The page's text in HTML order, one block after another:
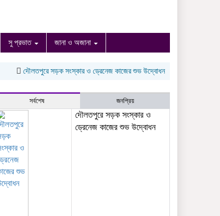
সু প্রভাত জানা ও অজানা
দৌলতপুরে সড়ক সংস্কার ও ড্রেনেজ কাজের শুভ উদ্বোধন নাগেশ্বরীতে কৃতি
সর্বশেষ জনপ্রিয়
দৌলতপুরে সড়ক সংস্কার ও
ড্রেনেজ কাজের শুভ উদ্বোধন